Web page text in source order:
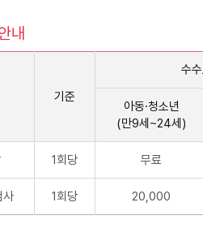
내
기준
수
아동·청소년
(만9세~24세)
1회당 무료
사 1회당 20,000